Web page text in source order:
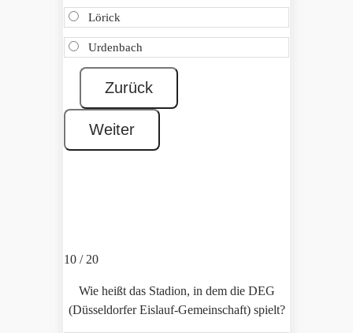
Lörick
Urdenbach
10 / 20
Wie heißt das Stadion, in dem die DEG
(Düsseldorfer Eislauf-Gemeinschaft) spielt?